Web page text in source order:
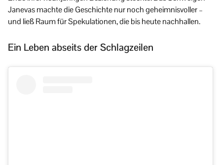
Janevas machte die Geschichte nur noch geheimnisvoller –
und ließ Raum für Spekulationen, die bis heute nachhallen.
Ein Leben abseits der Schlagzeilen